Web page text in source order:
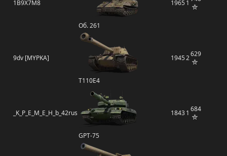
1B9X7M8
Об. 261
19651
9dv [MYPKA]
T110E4
19452629
_K_P_E_M_E_H_b_42rus
GPT-75
18431 684